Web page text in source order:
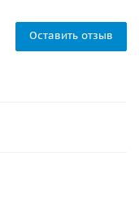
Оставить отзыв